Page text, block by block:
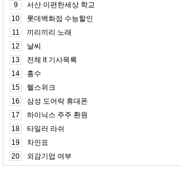
9
서산 이편한세상 학교
10
롯데백화점 수능할인
11
끼리끼리 노래
12
날씨
13
전체 lt 기사목록
14
홍수
15
헬스위크
16
삼성 도어락 휴대폰
17
하이닉스 주주 환원
18
타일러 라쉬
19
차인표
20
외감기업 여부